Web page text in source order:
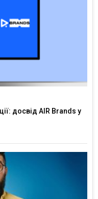
досвід AIR Brands у